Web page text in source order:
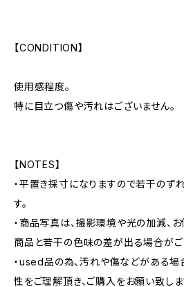
【CONDITION】
使用感程度。
特に目立つ傷や汚れはございません。
【NOTES】
・平置き採寸になりますので若干のず
す。
・商品写真は、撮影環境や光の加減、
商品と若干の色味の差が出る場合がご
・used品の為、汚れや傷などがある場
性をご理解頂き、ご購入をお願い致しま